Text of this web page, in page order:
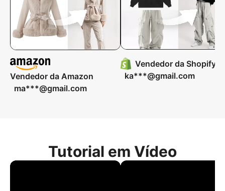
Vendedor da Amazon
ma***@gmail.com
Vendedor da Shopify
ka***@gmail.com
Tutorial em Vídeo